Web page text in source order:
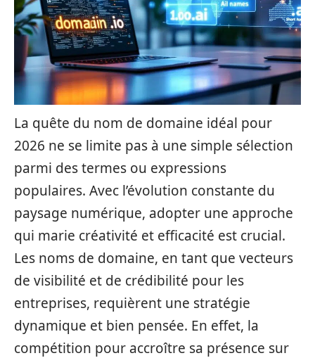
La quête du nom de domaine idéal pour
2026 ne se limite pas à une simple sélection
parmi des termes ou expressions
populaires. Avec l’évolution constante du
paysage numérique, adopter une approche
qui marie créativité et efficacité est crucial.
Les noms de domaine, en tant que vecteurs
de visibilité et de crédibilité pour les
entreprises, requièrent une stratégie
dynamique et bien pensée. En effet, la
compétition pour accroître sa présence sur